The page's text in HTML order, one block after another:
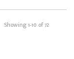
Showing 1-10 of 72